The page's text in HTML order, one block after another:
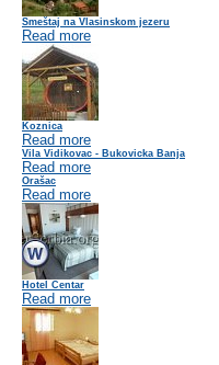
Smeštaj na Vlasinskom jezeru
Read more
Koznica
Read more
Vila Vidikovac - Bukovicka Banja
Read more
Orašac
Read more
Hotel Centar
Read more